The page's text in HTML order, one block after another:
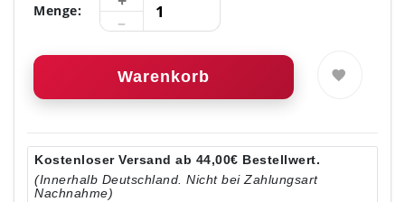
Menge:
Warenkorb
Kostenloser Versand ab 44,00€ Bestellwert.
(Innerhalb Deutschland. Nicht bei Zahlungsart
Nachnahme)